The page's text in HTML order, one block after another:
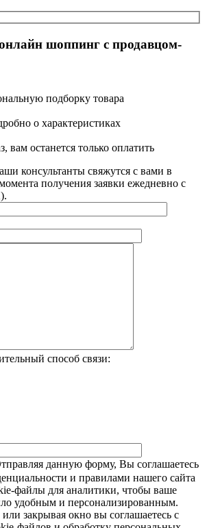
шоппинг с продавцом-
подборку товара
о характеристиках
вам останется только оплатить
консультанты свяжутся с вами в
получения заявки ежедневно с
способ связи:
данную форму, Вы соглашаетесь
и правилами нашего сайта
файлы для аналитики, чтобы ваше
удобным и персонализированным.
закрывая окно вы соглашаетесь с